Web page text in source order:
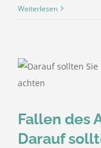
Weiterlesen
Fallen des
Darauf